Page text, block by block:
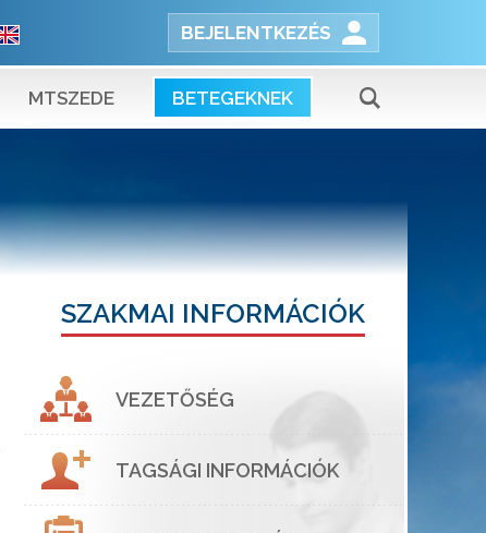
BEJELENTKEZÉS
MTSZEDE BETEGEKNEK
SZAKMAI INFORMÁCIÓK
VEZETŐSÉG
TAGSÁGI INFORMÁCIÓK